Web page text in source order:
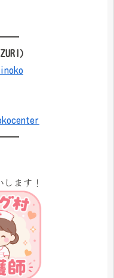
）
ます！